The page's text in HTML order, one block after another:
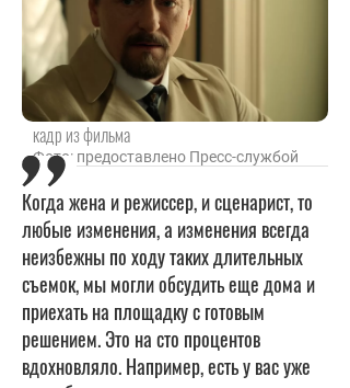
кадр из фильма
Фото: предоставлено Пресс-службой
Когда жена и режиссер, и сценарист, то
любые изменения, а изменения всегда
неизбежны по ходу таких длительных
съемок, мы могли обсудить еще дома и
приехать на площадку с готовым
решением. Это на сто процентов
вдохновляло. Например, есть у вас уже